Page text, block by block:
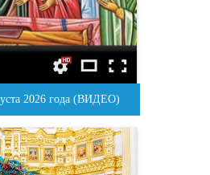
2026 года (ВИДЕО)